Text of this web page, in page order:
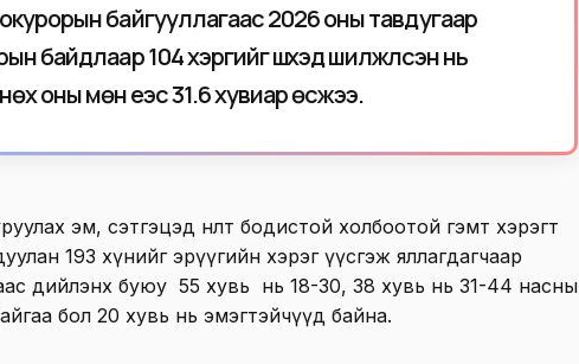
байгууллагаас 2026 оны тавдугаар
байдлаар 104 хэргийг шүүхэд шилжүүлсэн нь
оны мөн үеэс 31.6 хувиар өсжээ.
эм, сэтгэцэд нөлөөт бодистой холбоотой гэмт хэрэгт
193 хүнийг эрүүгийн хэрэг үүсгэж яллагдагчаар
дийлэнх буюу 55 хувь нь 18-30, 38 хувь нь 31-44 насны
бол 20 хувь нь эмэгтэйчүүд байна.